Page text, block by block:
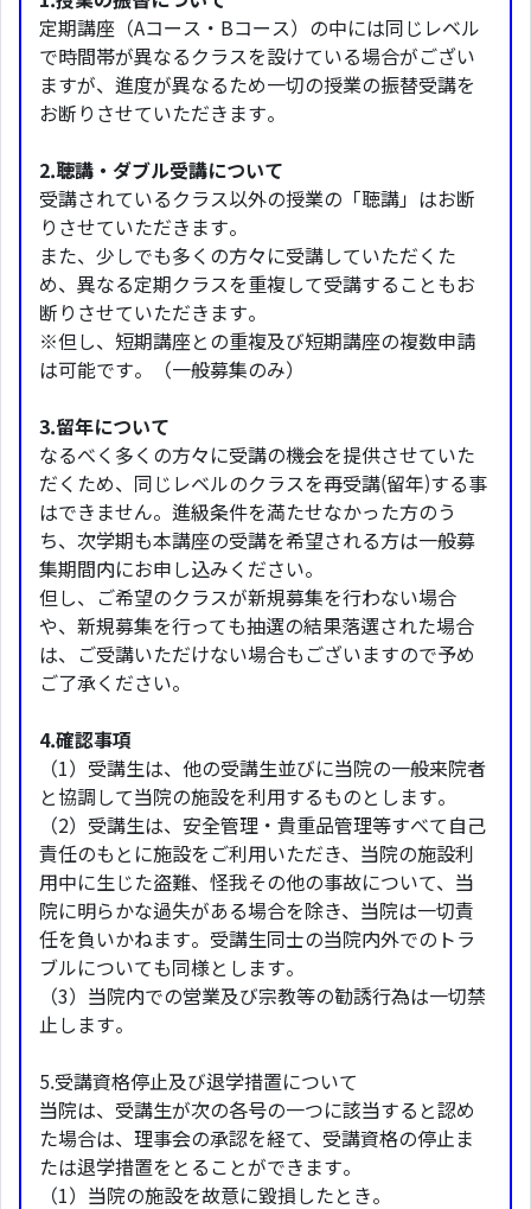
定期講座（Aコース・Bコース）の中には同じレベル
で時間帯が異なるクラスを設けている場合がござい
ますが、進度が異なるため一切の授業の振替受講を
お断りさせていただきます。
2.聴講・ダブル受講について
受講されているクラス以外の授業の「聴講」はお断
りさせていただきます。
また、少しでも多くの方々に受講していただくた
め、異なる定期クラスを重複して受講することもお
断りさせていただきます。
※但し、短期講座との重複及び短期講座の複数申請
は可能です。（一般募集のみ）
3.留年について
なるべく多くの方々に受講の機会を提供させていた
だくため、同じレベルのクラスを再受講(留年)する事
はできません。進級条件を満たせなかった方のう
ち、次学期も本講座の受講を希望される方は一般募
集期間内にお申し込みください。
但し、ご希望のクラスが新規募集を行わない場合
や、新規募集を行っても抽選の結果落選された場合
は、ご受講いただけない場合もございますので予め
ご了承ください。
4.確認事項
（1）受講生は、他の受講生並びに当院の一般来院者
と協調して当院の施設を利用するものとします。
（2）受講生は、安全管理・貴重品管理等すべて自己
責任のもとに施設をご利用いただき、当院の施設利
用中に生じた盗難、怪我その他の事故について、当
院に明らかな過失がある場合を除き、当院は一切責
任を負いかねます。受講生同士の当院内外でのトラ
ブルについても同様とします。
（3）当院内での営業及び宗教等の勧誘行為は一切禁
止します。
5.受講資格停止及び退学措置について
当院は、受講生が次の各号の一つに該当すると認め
た場合は、理事会の承認を経て、受講資格の停止ま
たは退学措置をとることができます。
（1）当院の施設を故意に毀損したとき。